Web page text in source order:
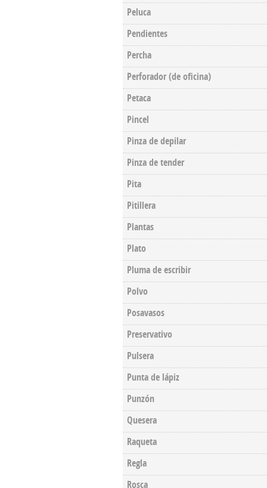
Peluca
Pendientes
Percha
Perforador (de oficina)
Petaca
Pincel
Pinza de depilar
Pinza de tender
Pita
Pitillera
Plantas
Plato
Pluma de escribir
Polvo
Posavasos
Preservativo
Pulsera
Punta de lápiz
Punzón
Quesera
Raqueta
Regla
Rosca